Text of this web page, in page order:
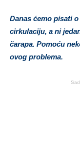
Danas ćemo pisati
cirkulaciju, a ni
čarapa. Pomoću
ovog problema.